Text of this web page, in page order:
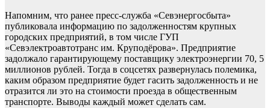
Напомним, что ранее пресс-служба «Севэнергосбыта»
публиковала информацию по задолженностям крупных
городских предприятий, в том числе ГУП
«Севэлектроавтотранс им. Круподёрова». Предприятие
задолжало гарантирующему поставщику электроэнергии 70, 5
миллионов рублей. Тогда в соцсетях развернулась полемика,
каким образом предприятие будет гасить задолженность и не
отразится ли это на стоимости проезда в общественным
транспорте. Выводы каждый может сделать сам.